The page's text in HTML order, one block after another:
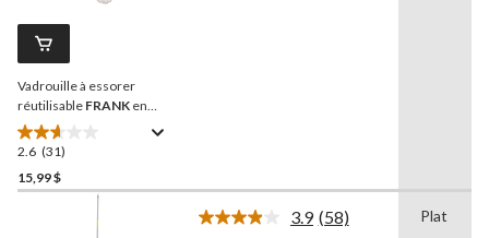
Vadrouille à essorer
réutilisable FRANK en
microfibres
2.6 (31)
2.6
étoile(s)
sur
15,99 $
3.9 Lire
(58) Plat